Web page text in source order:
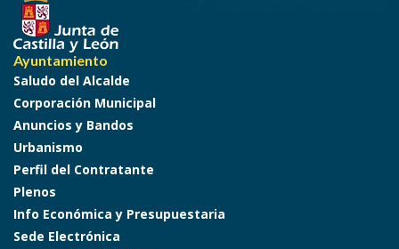
Ayuntamiento
Saludo del Alcalde
Corporación Municipal
Anuncios y Bandos
Urbanismo
Perfil del Contratante
Plenos
Info Económica y Presupuestaria
Sede Electrónica